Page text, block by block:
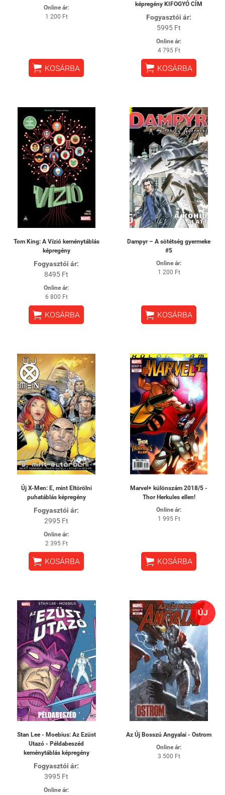
Online ár:
1 200 Ft
 KOSÁRBA
képregény KIFOGYÓ CÍM
Fogyasztói ár:
5995 Ft
Online ár:
4 795 Ft
 KOSÁRBA
Tom King: A Vízió keménytáblás
képregény
Fogyasztói ár:
8495 Ft
Online ár:
6 800 Ft
 KOSÁRBA
Dampyr – A sötétség gyermeke
#5
Online ár:
1 200 Ft
 KOSÁRBA
Új X-Men: E, mint Eltörölni
puhatáblás képregény
Fogyasztói ár:
2995 Ft
Online ár:
2 395 Ft
 KOSÁRBA
Marvel+ különszám 2018/5 -
Thor Herkules ellen!
Online ár:
1 995 Ft
 KOSÁRBA
Stan Lee - Moebius: Az Ezüst
Utazó - Példabeszéd
keménytáblás képregény
Fogyasztói ár:
3995 Ft
Online ár:
ÚJ
Az Új Bosszú Angyalai - Ostrom
Online ár:
3 500 Ft